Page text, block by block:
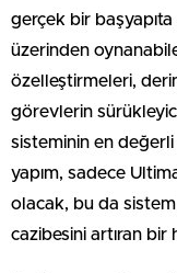
gerçek bir
üzerinden
özelleştirmeleri,
görevlerin
sisteminin en
yapım, sadece
olacak, bu da
cazibesini artıran